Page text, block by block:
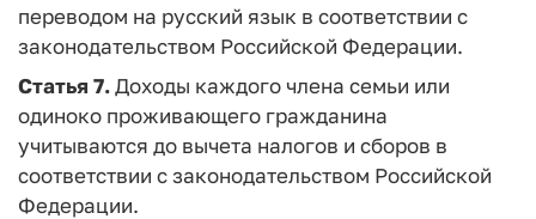
переводом на русский язык в соответствии с
законодательством Российской Федерации.
Статья 7.Доходы каждого члена семьи или
одиноко проживающего гражданина
учитываются до вычета налогов и сборов в
соответствии с законодательством Российской
Федерации.